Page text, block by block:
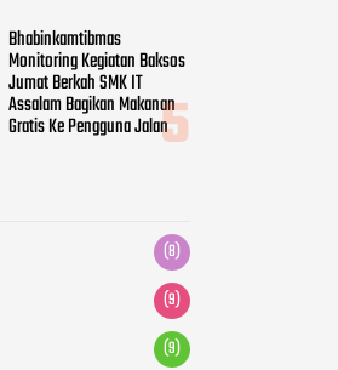
Bhabinkamtibmas
Monitoring Kegiatan Baksos
Jumat Berkah SMK IT
Assalam Bagikan Makanan
Gratis Ke Pengguna Jalan
(8)
(9)
(9)